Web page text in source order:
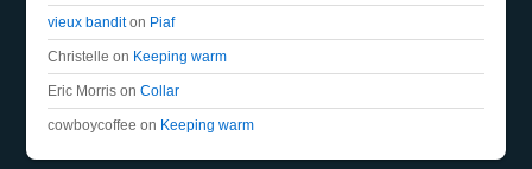
vieux banditon Piaf
Christelle on Keeping warm
Eric Morris onCollar
cowboycoffee on Keeping warm